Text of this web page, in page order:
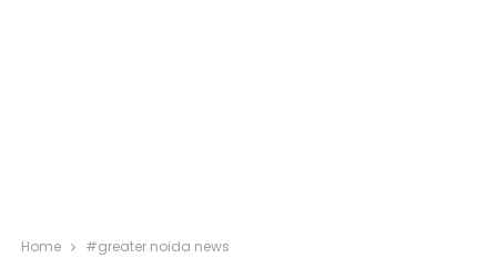
Home #greater noida news